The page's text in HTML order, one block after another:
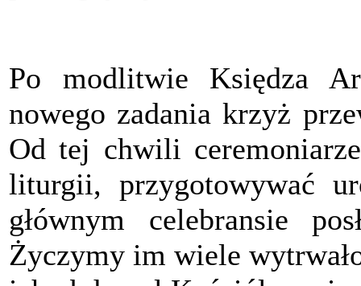
Po modlitwie Księdza
nowego zadania krzyż
Od tej chwili
liturgii, przygotowywać
głównym celebransie
Życzymy im wiele